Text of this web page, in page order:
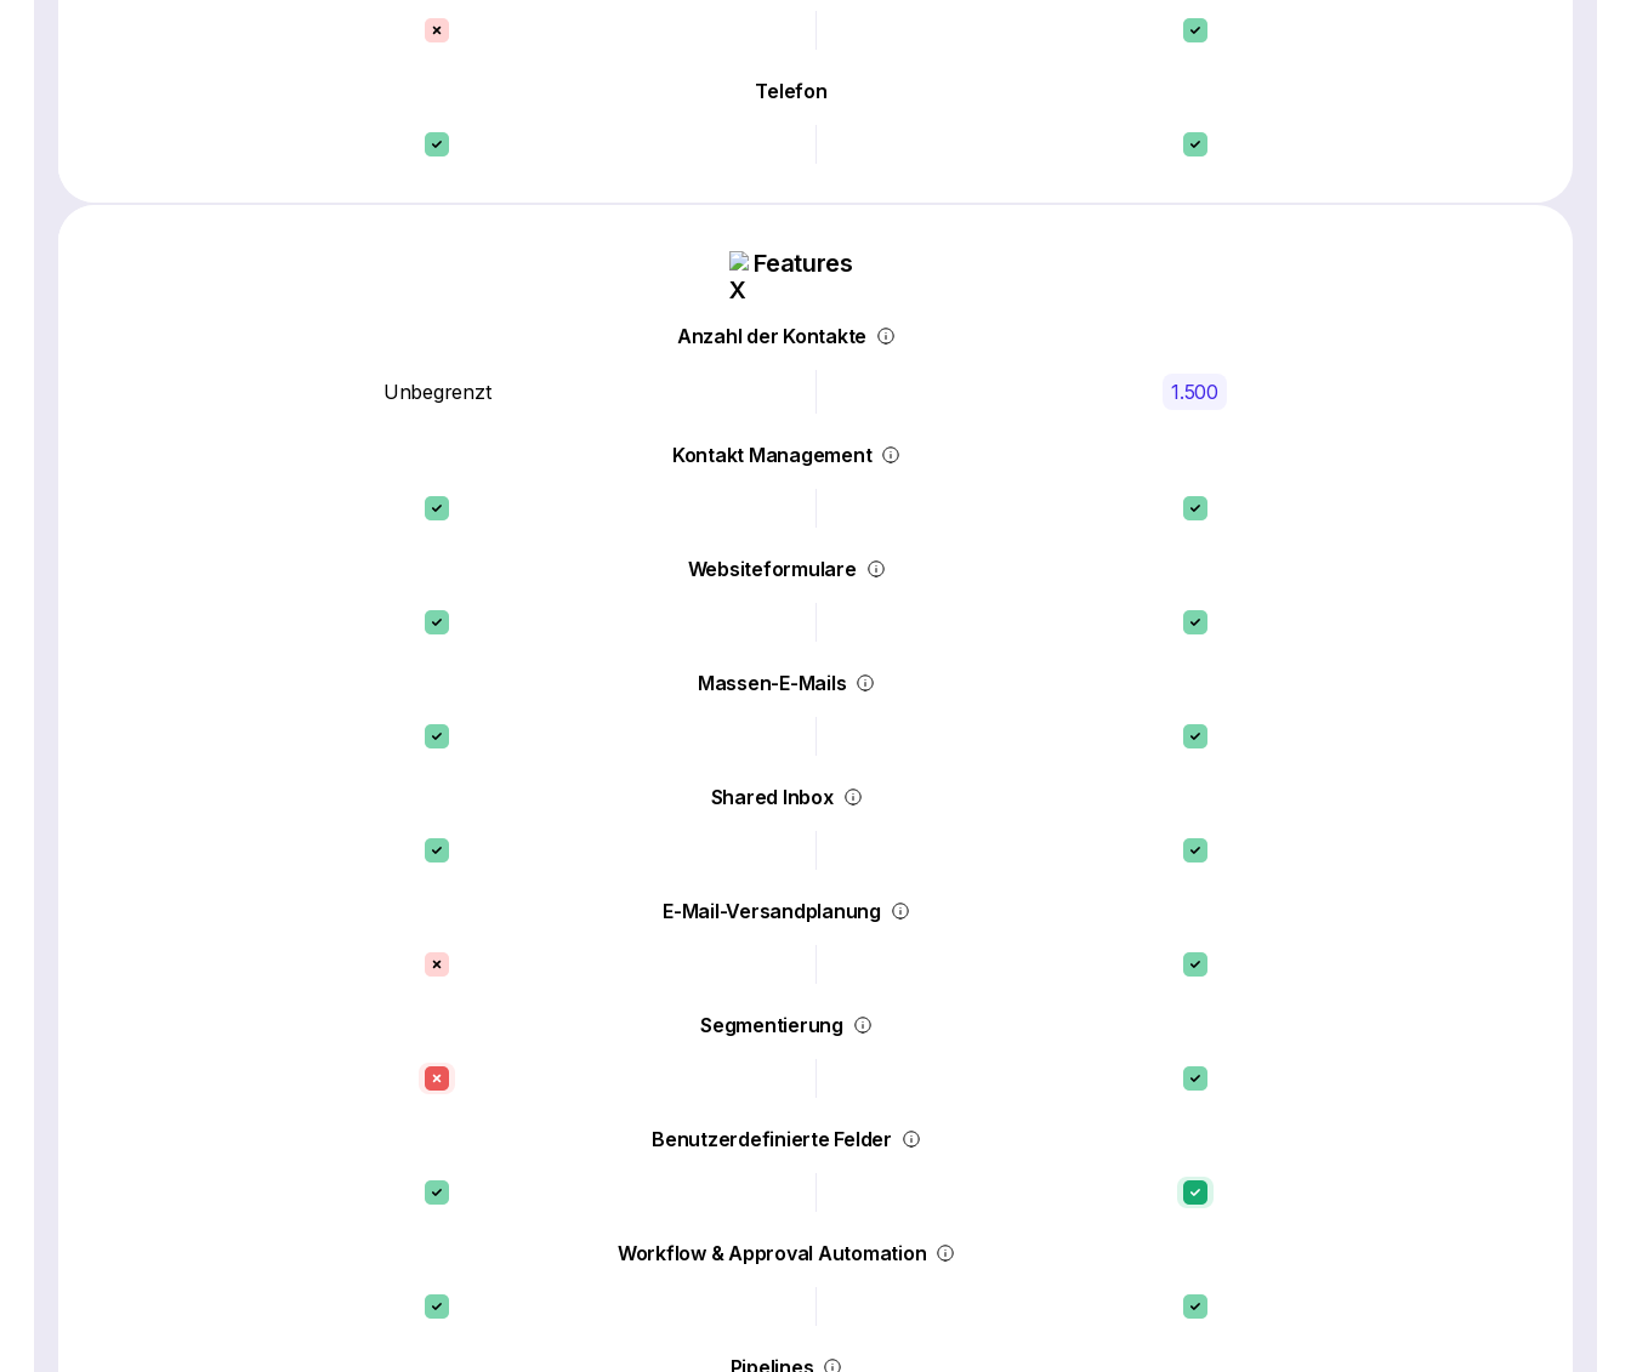
Telefon
Features
Anzahl der Kontakte
Unbegrenzt 1.500
Kontakt Management
Websiteformulare
Massen-E-Mails
Shared Inbox
E-Mail-Versandplanung
Segmentierung
Benutzerdefinierte Felder
Workflow & Approval Automation
Pipelines